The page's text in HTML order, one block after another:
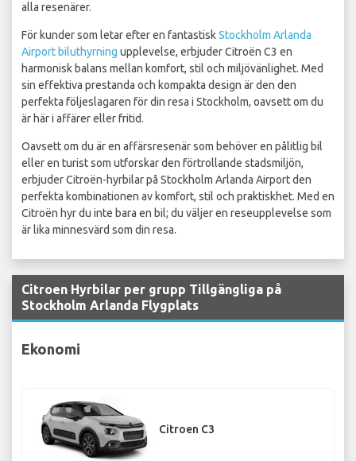
alla resenärer.
För kunder som letar efter en fantastiskStockholm Arlanda
Airport biluthyrning upplevelse, erbjuder Citroën C3 en
harmonisk balans mellan komfort, stil och miljövänlighet. Med
sin effektiva prestanda och kompakta design är den den
perfekta följeslagaren för din resa i Stockholm, oavsett om du
är här i affärer eller fritid.
Oavsett om du är en affärsresenär som behöver en pålitlig bil
eller en turist som utforskar den förtrollande stadsmiljön,
erbjuder Citroën-hyrbilar på Stockholm Arlanda Airport den
perfekta kombinationen av komfort, stil och praktiskhet. Med en
Citroën hyr du inte bara en bil; du väljer en reseupplevelse som
är lika minnesvärd som din resa.
Citroen Hyrbilar per grupp Tillgängliga på
Stockholm Arlanda Flygplats
Ekonomi
Citroen C3